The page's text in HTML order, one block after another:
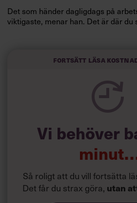
Det som händer dagligdags på
viktigaste, menar han. Det är där du
och höjt arbetsglädjen på Google:
Fortsätt läsa
Vi behöver
Så roligt att du vill fortsätta
Det får du strax göra, utan